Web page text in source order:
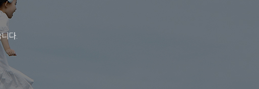
다.